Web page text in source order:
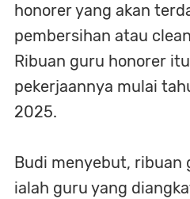
honorer yang akan
pembersihan atau
Ribuan guru honorer
pekerjaannya mulai
2025.
Budi menyebut, ribuan
ialah guru yang